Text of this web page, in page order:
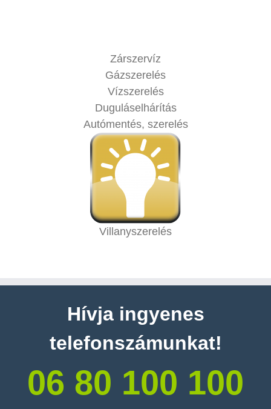
Zárszervíz
Gázszerelés
Vízszerelés
Duguláselhárítás
Autómentés, szerelés
Villanyszerelés
Hívja ingyenes
telefonszámunkat!
06 80 100 100